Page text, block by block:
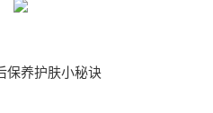
保养护肤小秘诀